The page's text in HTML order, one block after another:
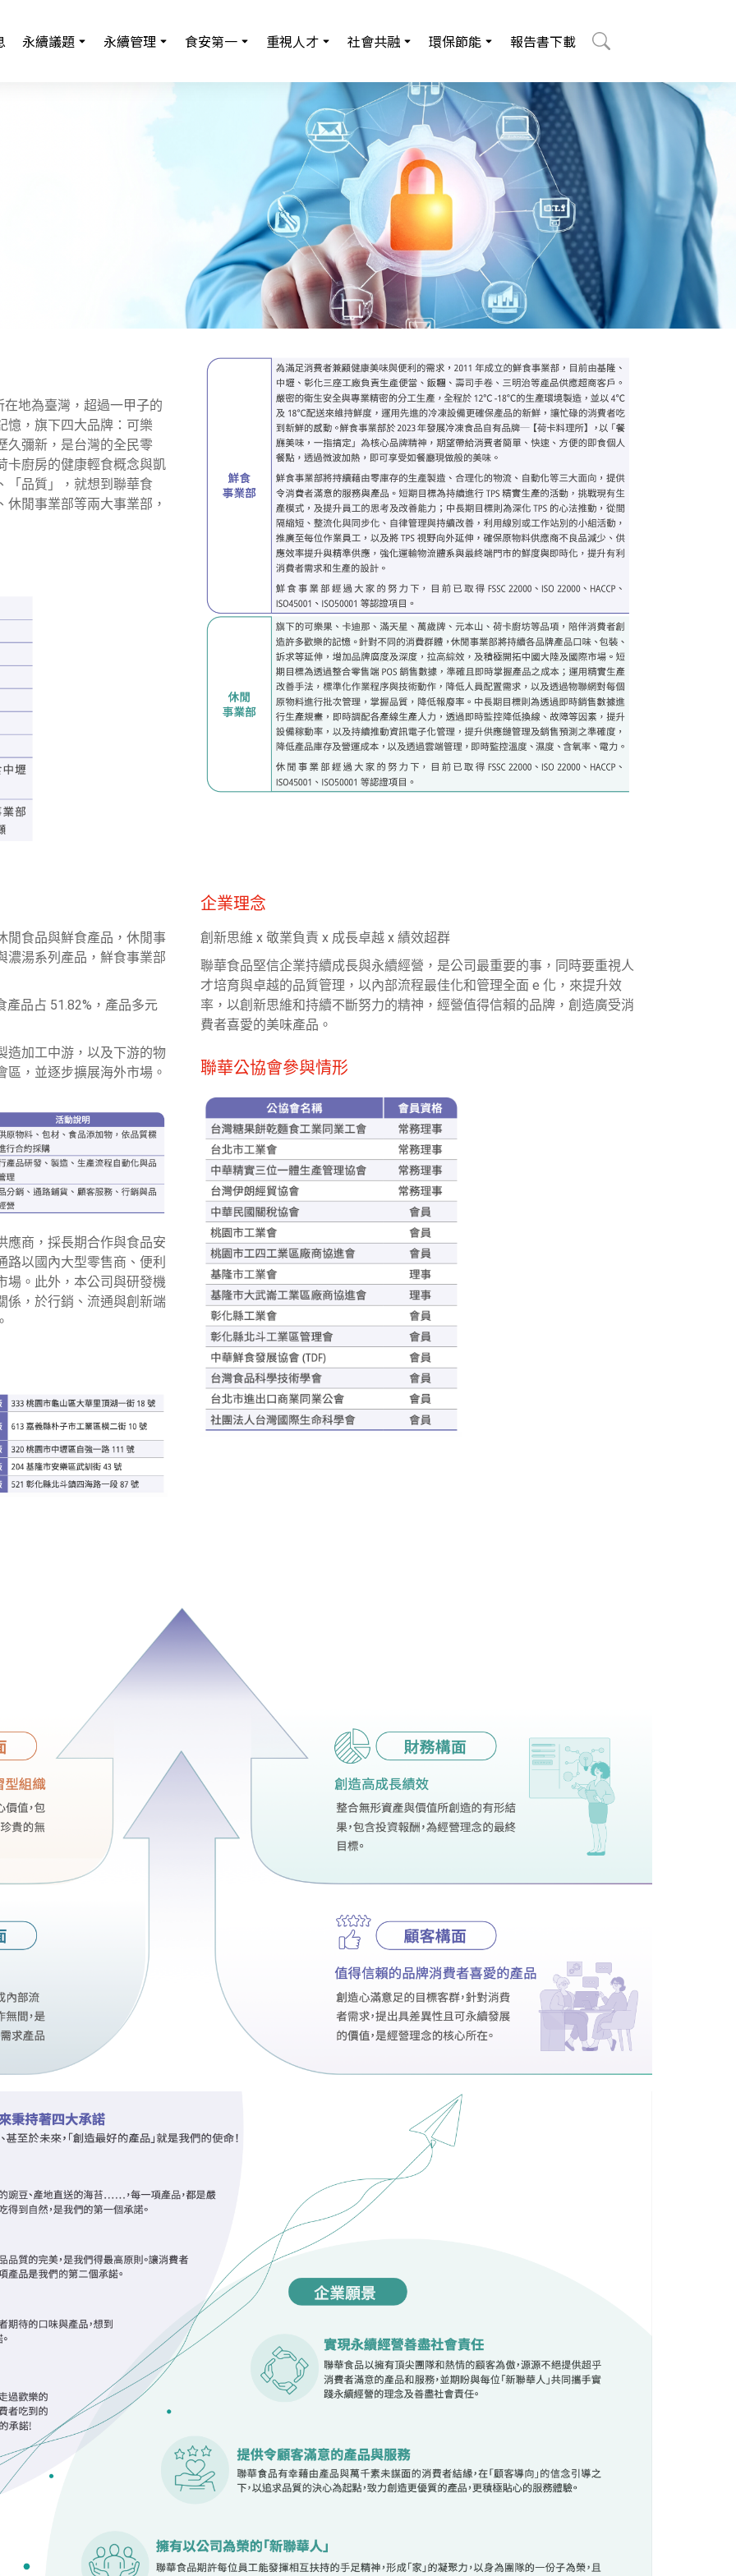
永續議題 永續管理 食安第一 重視人才 社會共融 環保節能 報告書下載
地為臺灣，超過一甲子的
憶，旗下四大品牌：可樂
久彌新，是台灣的全民零
卡廚房的健康輕食概念與凱
「品質」，就想到聯華食
閒事業部等兩大事業部，
閒食品與鮮食產品，休閒事
濃湯系列產品，鮮食事業部
產品占 51.82%，產品多元
造加工中游，以及下游的物
，並逐步擴展海外市場。
應商，採長期合作與食品安
以國內大型零售商、便利
場。此外，本公司與研發機
係，於行銷、流通與創新端
企業理念
創新思維 x 敬業負責 x 成長卓越 x 績效超群
聯華食品堅信企業持續成長與永續經營，是公司最重要的事，同時要重視人
才培育與卓越的品質管理，以內部流程最佳化和管理全面 e 化，來提升效
率，以創新思維和持續不斷努力的精神，經營值得信賴的品牌，創造廣受消
費者喜愛的美味產品。
聯華公協會參與情形